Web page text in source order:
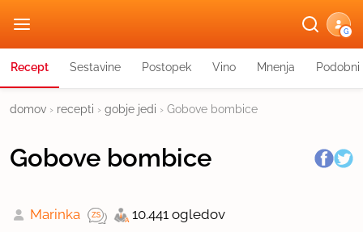
G
Recept Sestavine Postopek Vino Mnenja
domov › recepti › gobje jedi › Gobove bombice
Gobove bombice
Marinka 10.441 ogledov